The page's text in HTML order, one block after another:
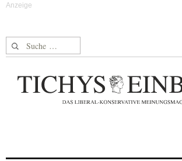
Suche nach: